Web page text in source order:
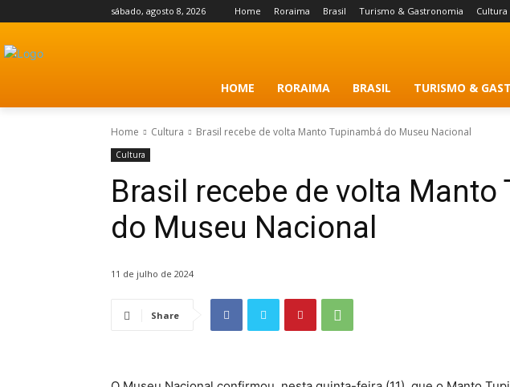
sábado, agosto 8, 2026 Home Roraima Brasil Turismo & Gastronomia Cultura
HOME RORAIMA BRASIL TURISMO &
Home Cultura Brasil recebe de volta Manto Tupinambá do Museu Nacional
Cultura
Brasil recebe de volta Manto
do Museu Nacional
11 de julho de 2024
Share